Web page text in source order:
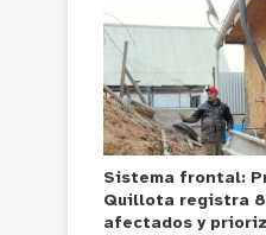
Sistema frontal:
Quillota registra
afectados y